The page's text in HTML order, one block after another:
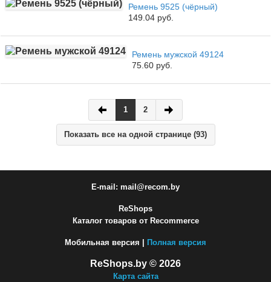
Ремень 9525 (чёрный)
149.04 руб.
Ремень мужской 49124
75.60 руб.
1 2
Показать все на одной странице (93)
E-mail: mail@recom.by
ReShops
Каталог товаров от Recommerce
Мобильная версия | Полная версия
ReShops.by © 2026
Карта сайта